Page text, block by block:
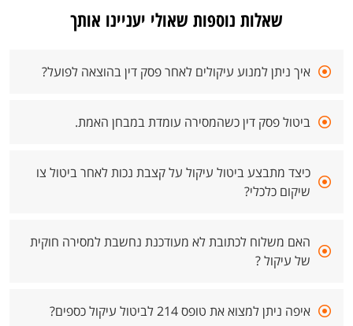
שאלות נוספות שאולי יעניינו אותך
איך ניתן למנוע עיקולים לאחר פסק דין בהוצאה לפועל?
ביטול פסק דין כשהמסירה עומדת במבחן האמת.
כיצד מתבצע ביטול עיקול על קצבת נכות לאחר ביטול צו
שיקום כלכלי?
האם משלוח לכתובת לא מעודכנת נחשבת למסירה חוקית
של עיקול ?
איפה ניתן למצוא את טופס 214 לביטול עיקול כספים?